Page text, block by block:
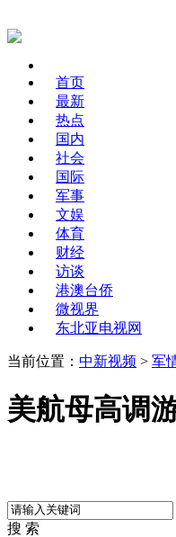
首页
最新
热点
国内
社会
国际
军事
文娱
体育
财经
访谈
港澳台侨
微视界
东北亚电视网
当前位置： 中新视频 > 军
美航母高调
搜 索